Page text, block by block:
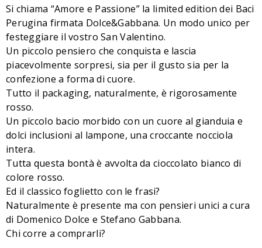
Si chiama “Amore e Passione” la limited edition dei Baci
Perugina firmata Dolce&Gabbana. Un modo unico per
festeggiare il vostro San Valentino.
Un piccolo pensiero che conquista e lascia
piacevolmente sorpresi, sia per il gusto sia per la
confezione a forma di cuore.
Tutto il packaging, naturalmente, è rigorosamente
rosso.
Un piccolo bacio morbido con un cuore al gianduia e
dolci inclusioni al lampone, una croccante nocciola
intera.
Tutta questa bontà è avvolta da cioccolato bianco di
colore rosso.
Ed il classico foglietto con le frasi?
Naturalmente è presente ma con pensieri unici a cura
di Domenico Dolce e Stefano Gabbana.
Chi corre a comprarli?